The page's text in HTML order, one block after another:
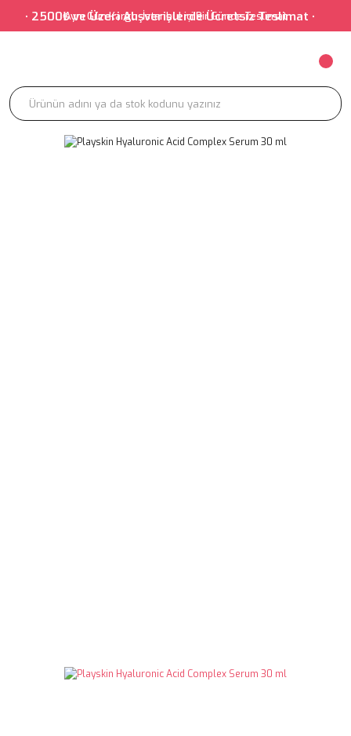
Aynı Gün Kargo-İstanbul içi Bir Günde Teslimat
• 2500₺ ve Üzeri Alışverişlerde Ücretsiz Teslimat